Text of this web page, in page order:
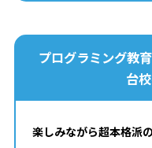
プログラミング教
台
楽しみながら超本格派